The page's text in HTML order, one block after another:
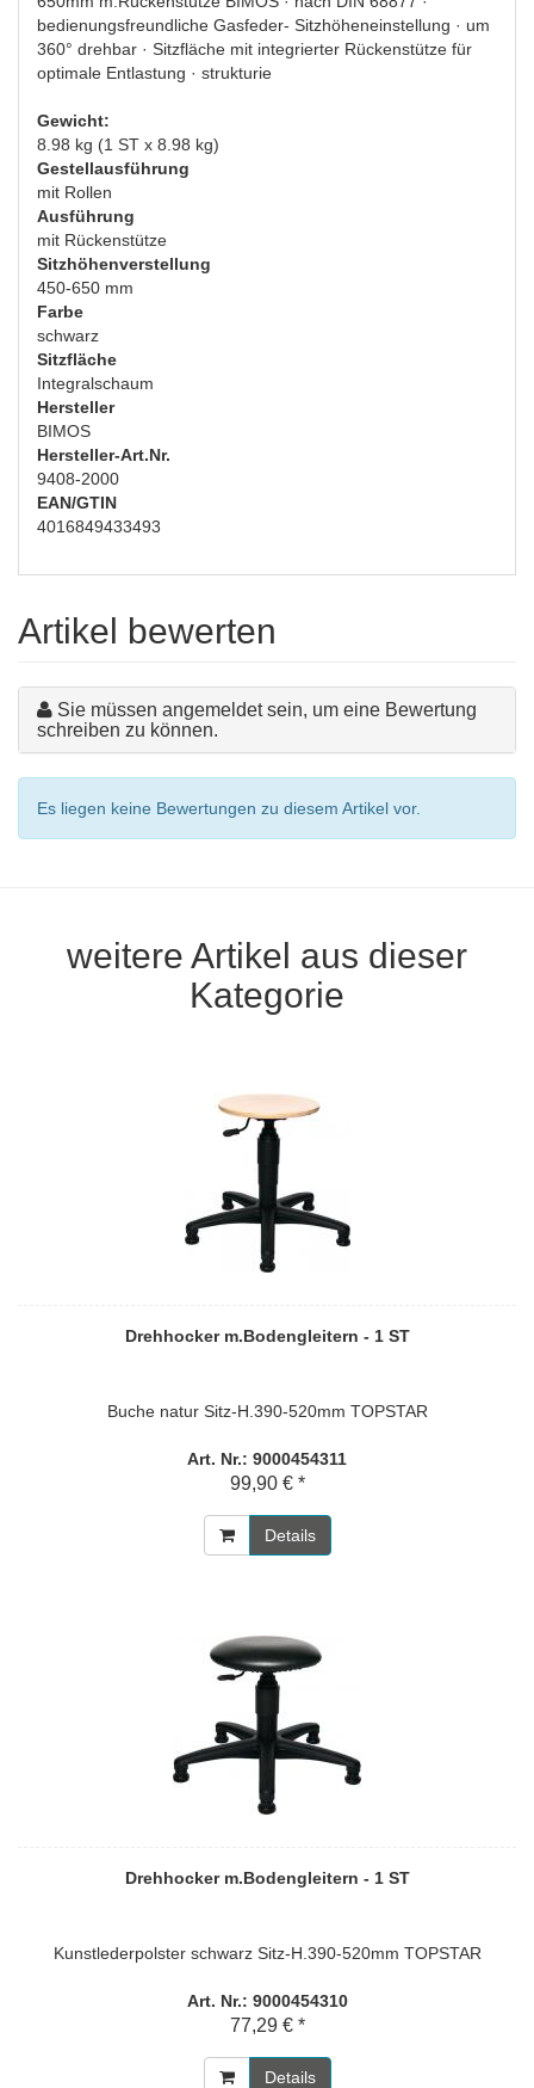
bedienungsfreundliche Gasfeder- Sitzhöheneinstellung · um
360° drehbar · Sitzfläche mit integrierter Rückenstütze für
optimale Entlastung · strukturie
Gewicht:
8.98 kg (1 ST x 8.98 kg)
Gestellausführung
mit Rollen
Ausführung
mit Rückenstütze
Sitzhöhenverstellung
450-650 mm
Farbe
schwarz
Sitzfläche
Integralschaum
Hersteller
BIMOS
Hersteller-Art.Nr.
9408-2000
EAN/GTIN
4016849433493
Artikel bewerten
Sie müssen angemeldet sein, um eine Bewertung
schreiben zu können.
Es liegen keine Bewertungen zu diesem Artikel vor.
weitere Artikel aus dieser
Kategorie
Drehhocker m.Bodengleitern - 1 ST
Buche natur Sitz-H.390-520mm TOPSTAR
Art. Nr.: 9000454311
99,90 € *
Details
Drehhocker m.Bodengleitern - 1 ST
Kunstlederpolster schwarz Sitz-H.390-520mm TOPSTAR
Art. Nr.: 9000454310
77,29 € *
Details